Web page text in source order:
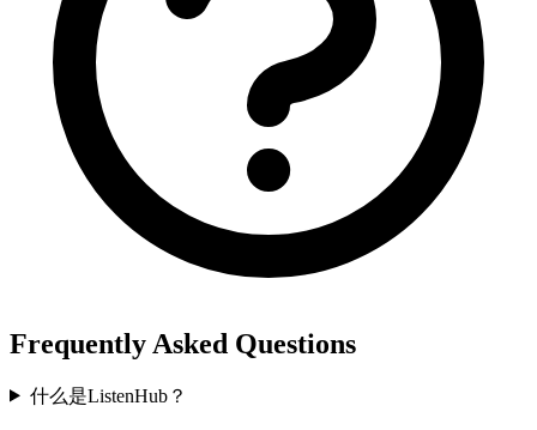
Frequently Asked Questions
什么是ListenHub？